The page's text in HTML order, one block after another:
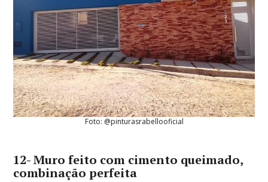
Foto: @pinturasrabellooficial
12- Muro feito com cimento queimado,
combinação perfeita